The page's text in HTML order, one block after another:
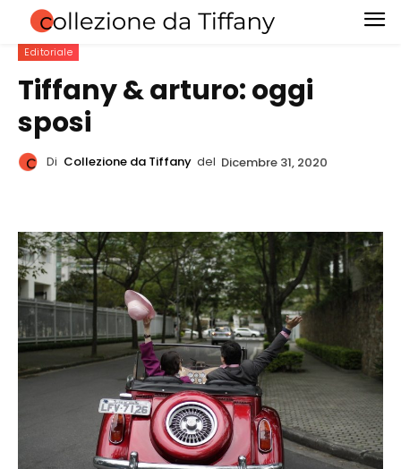
Editoriale
Tiffany & arturo: oggi
sposi
Di Collezione da Tiffany del Dicembre 31, 2020